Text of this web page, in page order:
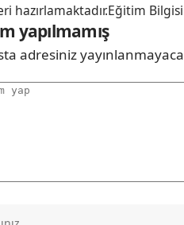
hazırlamaktadır.Eğitim
yapılmamış
adresiniz